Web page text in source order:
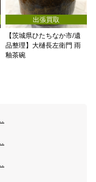
出張買取
【茨城県ひたちなか市/遺
品整理】大樋長左衛門 雨
釉茶碗